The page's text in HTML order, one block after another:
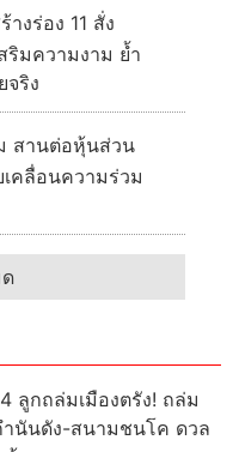
งร่อง 11 สั่ง
มความงาม ย้ำ
ริง
สานต่อหุ้นส่วน
คลื่อนความร่วม
ลูกถล่มเมืองตรัง! ถล่ม
นันดัง-สนามชนโค ดวล